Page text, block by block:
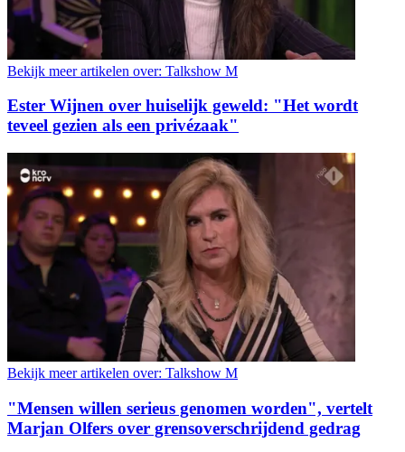
Bekijk meer artikelen over: Talkshow M
Ester Wijnen over huiselijk geweld: "Het wordt
teveel gezien als een privézaak"
Bekijk meer artikelen over: Talkshow M
"Mensen willen serieus genomen worden", vertelt
Marjan Olfers over grensoverschrijdend gedrag